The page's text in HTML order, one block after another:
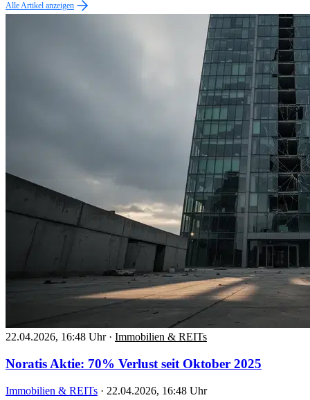
Alle Artikel anzeigen
22.04.2026, 16:48 Uhr · Immobilien & REITs
Noratis Aktie: 70% Verlust seit Oktober 2025
Immobilien & REITs · 22.04.2026, 16:48 Uhr